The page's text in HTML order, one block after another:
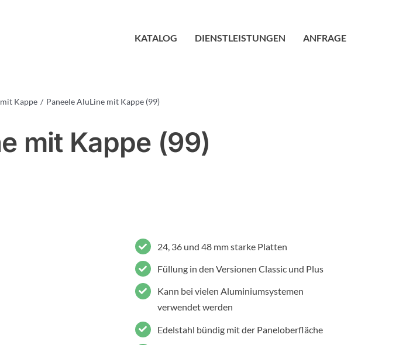
KATALOG DIENSTLEISTUNGEN ANFRAGE
Kappe Paneele AluLine mit Kappe (99)
mit Kappe (99)
24, 36 und 48 mm starke Platten
Füllung in den Versionen Classic und Plus
Kann bei vielen Aluminiumsystemen
verwendet werden
Edelstahl bündig mit der Paneloberfläche